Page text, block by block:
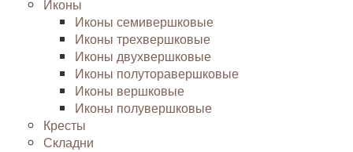
Иконы
Иконы семивершковые
Иконы трехвершковые
Иконы двухвершковые
Иконы полуторавершковые
Иконы вершковые
Иконы полувершковые
Кресты
Складни